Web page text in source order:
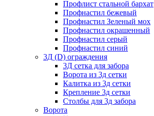
Профлист стальной бархат
Профнастил бежевый
Профнастил Зеленый мох
Профнастил окрашенный
Профнастил серый
Профнастил синий
3Д (D) ограждения
3Д сетка для забора
Ворота из 3д сетки
Калитка из 3д сетки
Крепление 3д сетки
Столбы для 3д забора
Ворота